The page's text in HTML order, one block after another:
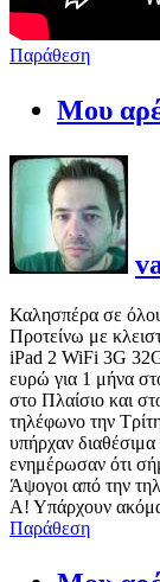
Παράθεση
Μου
Καλησπέρα σε
Προτείνω με
iPad 2 WiFi 3G
ευρώ για 1 μήνα
στο Πλαίσιο και
τηλέφωνο την
υπήρχαν
ενημέρωσαν ότι
Άψογοι από την
Α! Υπάρχουν ακόμα
Παράθεση